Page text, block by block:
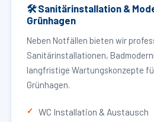
🛠 Sanitärinstallation &
Grünhagen
Neben Notfällen bieten wir
Sanitärinstallationen,
langfristige Wartungskonzepte
Grünhagen.
WC Installation & Austausch